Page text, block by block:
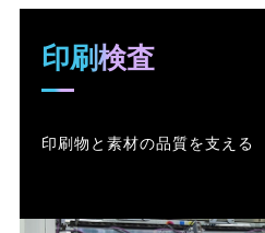
印刷検査
印刷物と素材の品質を支える